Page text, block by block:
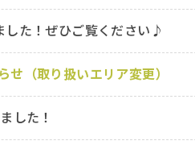
した！ぜひご覧ください♪
（取り扱いエリア変更）
した！